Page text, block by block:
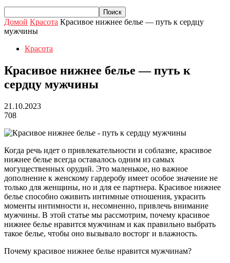
Домой Красота Красивое нижнее белье — путь к сердцу
мужчины
Красота
Красивое нижнее белье — путь к
сердцу мужчины
21.10.2023
708
Когда речь идет о привлекательности и соблазне, красивое
нижнее белье всегда оставалось одним из самых
могущественных орудий. Это маленькое, но важное
дополнение к женскому гардеробу имеет особое значение не
только для женщины, но и для ее партнера. Красивое нижнее
белье способно оживить интимные отношения, украсить
моменты интимности и, несомненно, привлечь внимание
мужчины. В этой статье мы рассмотрим, почему красивое
нижнее белье нравится мужчинам и как правильно выбрать
такое белье, чтобы оно вызывало восторг и влажность.
Почему красивое нижнее белье нравится мужчинам?